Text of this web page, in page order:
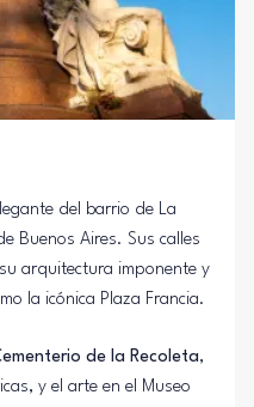
del barrio de La
Buenos Aires. Sus calles
arquitectura imponente y
la icónica Plaza Francia.
de la Recoleta,
y el arte en el Museo